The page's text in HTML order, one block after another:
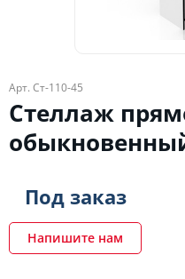
Арт. Ст-110-45
Стеллаж
Под заказ
Напишите нам